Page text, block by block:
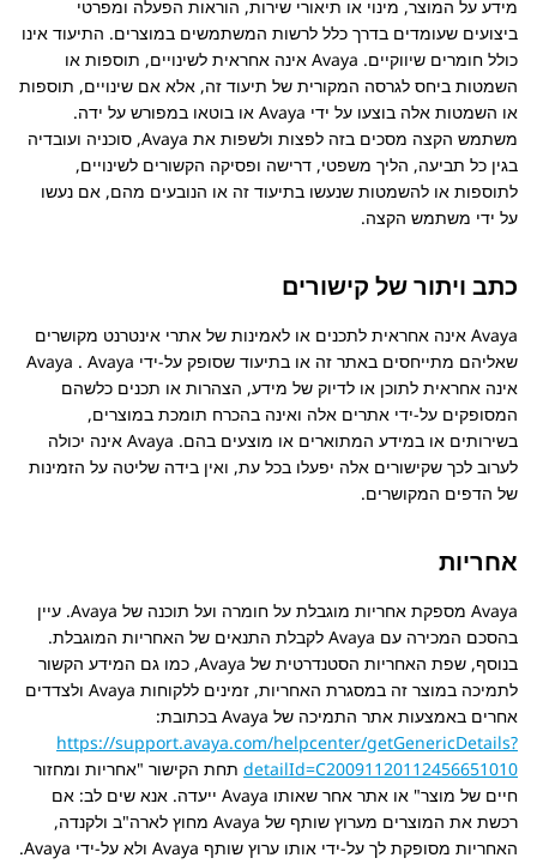
מידע על המוצר, מינוי או תיאורי שירות, הוראות הפעלה ומפרטי
ביצועים שעומדים בדרך כלל לרשות המשתמשים במוצרים. התיעוד אינו
כולל חומרים שיווקיים. Avaya אינה אחראית לשינויים, תוספות או
השמטות ביחס לגרסה המקורית של תיעוד זה, אלא אם שינויים, תוספות
או השמטות אלה בוצעו על ידי Avaya או בוטאו במפורש על ידה.
משתמש הקצה מסכים בזה לפצות ולשפות את Avaya, סוכניה ועובדיה
בגין כל תביעה, הליך משפטי, דרישה ופסיקה הקשורים לשינויים,
לתוספות או להשמטות שנעשו בתיעוד זה או הנובעים מהם, אם נעשו
על ידי משתמש הקצה.
כתב ויתור של קישורים
Avaya אינה אחראית לתכנים או לאמינות של אתרי אינטרנט מקושרים
שאליהם מתייחסים באתר זה או בתיעוד שסופק על-ידי
Avaya . Avaya
אינה אחראית לתוכן או לדיוק של מידע, הצהרות או תכנים כלשהם
המסופקים על-ידי אתרים אלה ואינה בהכרח תומכת במוצרים,
בשירותים או במידע המתוארים או מוצעים בהם. Avaya אינה יכולה
לערוב לכך שקישורים אלה יפעלו בכל עת, ואין בידה שליטה על הזמינות
של הדפים המקושרים.
אחריות
Avaya מספקת אחריות מוגבלת על חומרה ועל תוכנה של Avaya. עיין
בהסכם המכירה עם Avaya לקבלת התנאים של האחריות המוגבלת.
בנוסף, שפת האחריות הסטנדרטית של Avaya, כמו גם המידע הקשור
לתמיכה במוצר זה במסגרת האחריות, זמינים ללקוחות Avaya ולצדדים
אחרים באמצעות אתר התמיכה של Avaya בכתובת:
https://support.avaya.com/helpcenter/getGenericDetails?
detailId=C20091120112456651010 תחת הקישור אחריות ומחזור
חיים של מוצר או אתר אחר שאותו Avaya ייעדה. אנא שים לב: אם
רכשת את המוצרים מערוץ שותף של Avaya מחוץ לארה"ב ולקנדה,
האחריות מסופקת לך על-ידי אותו ערוץ שותף Avaya ולא על-ידי Avaya
.